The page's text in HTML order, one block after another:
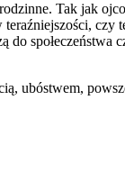
Tak jak
społeczeństwa
ubóstwem,